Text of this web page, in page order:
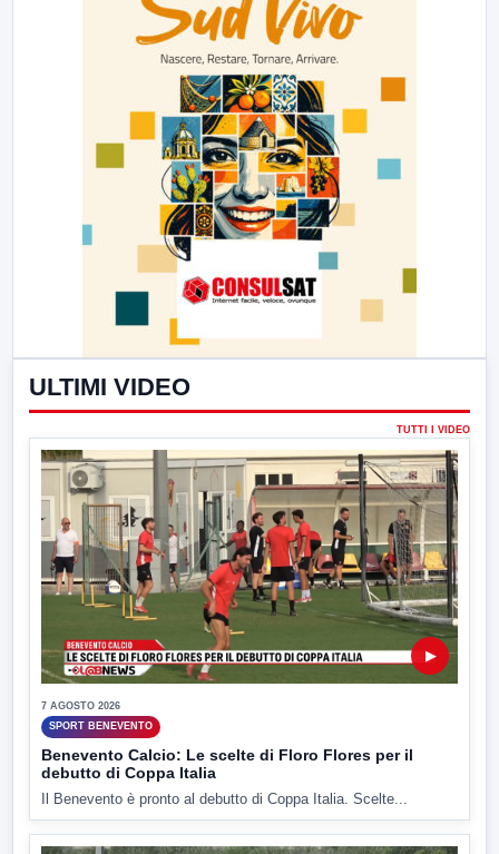
ULTIMI VIDEO
TUTTI I VIDEO
▶
7 AGOSTO 2026
SPORT BENEVENTO
Benevento Calcio: Le scelte di Floro Flores per il
debutto di Coppa Italia
Il Benevento è pronto al debutto di Coppa Italia. Scelte...